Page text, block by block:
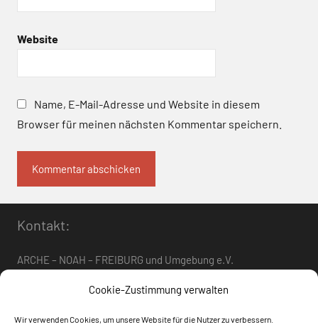
Cookie-Zustimmung verwalten
Wir verwenden Cookies, um unsere Website für die Nutzer zu verbessern.
Website
Name, E-Mail-Adresse und Website in diesem
Browser für meinen nächsten Kommentar speichern.
Kontakt:
ARCHE – NOAH – FREIBURG und Umgebung e.V.
arche-noah-freiburg[at]freenet.de